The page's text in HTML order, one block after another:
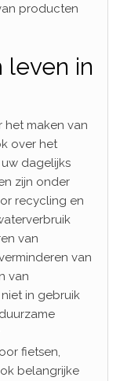
producten
leven in
het maken van
over het
dagelijks
zijn onder
recycling en
van
van
van
in gebruik
fietsen,
belangrijke